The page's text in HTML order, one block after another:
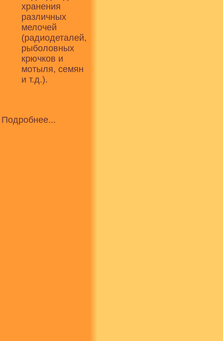
хранения
различных
мелочей
(радиодеталей,
рыболовных
крючков и
мотыля, семян
и т.д.).
Подробнее...